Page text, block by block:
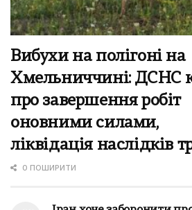
Вибухи на полігоні на
Хмельниччині: ДСНС
про завершення робіт
оновними силами,
ліквідація наслідків
0 ПОШИРИТИ